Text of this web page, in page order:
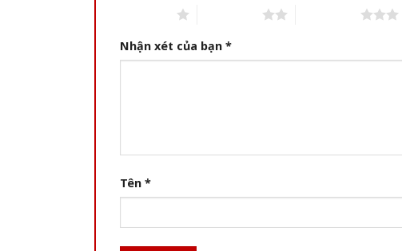
Nhận xét của bạn *
Tên *